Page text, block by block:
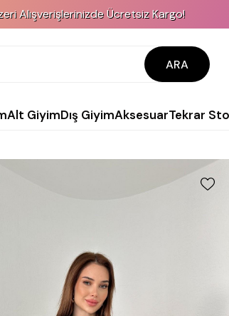
Ücretsiz Kargo!
ARA
Alt GiyimDış GiyimAksesuarTekrar